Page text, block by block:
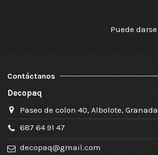
Puede
Contáctanos
Decopaq
Paseo de colon 40, Albolote,
687 64 91 47
decopaq@gmail.com